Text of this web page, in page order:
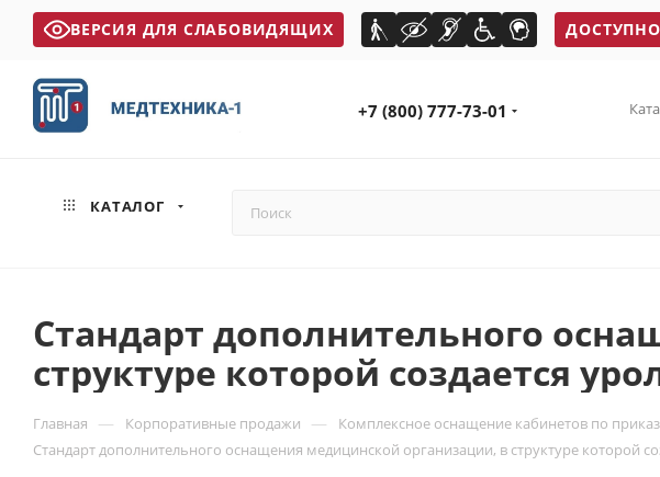
ВЕРСИЯ ДЛЯ СЛАБОВИДЯЩИХ
+7 (800) 777-73-01
КАТАЛОГ
Стандарт дополнительного
структуре которой создается
Главная — Корпоративные продажи — Комплексное оснащение кабинетов по
Стандарт дополнительного оснащения медицинской организации, в структуре которой